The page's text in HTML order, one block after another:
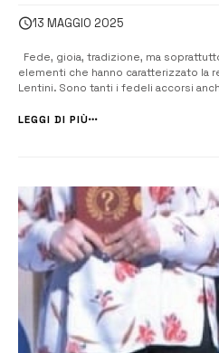
di sant’Alfio a
13 MAGGIO 2025
Fede, gioia, tradizione, ma
elementi che hanno caratterizzato la
Lentini. Sono tanti i fedeli accorsi
è mancato l’accompagnamento
LEGGI DI PIÙ